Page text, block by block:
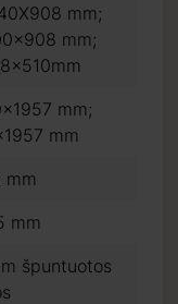
mm;
mm;
mm;
mm
mm
mm
špuntuotos